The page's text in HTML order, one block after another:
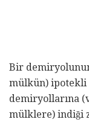
Bir
mülkün) ipotekli
demiryollarına
mülklere) indiği